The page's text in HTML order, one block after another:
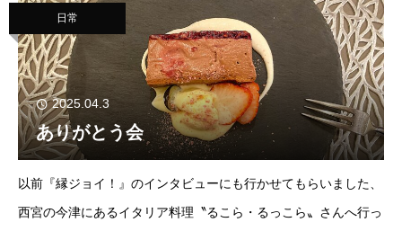
日常
2025.04.3
ありがとう会
以前『縁ジョイ！』のインタビューにも行かせてもらいました、
西宮の今津にあるイタリア料理〝るこら・るっこら〟さんへ行っ